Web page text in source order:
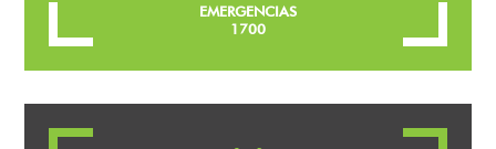
EMERGENCIAS
1700